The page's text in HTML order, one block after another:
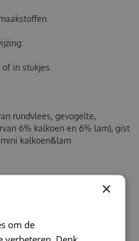
in stukjes.
rundvlees, gevogelte,
6% kalkoen en 6% lam), gist
kalkoen&lam
×
om de
verbeteren. Denk